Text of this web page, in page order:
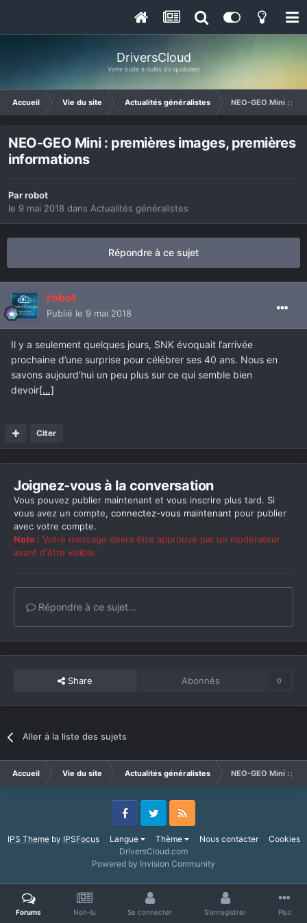
DriversCloud
Votre boite à outils du quotidien
Accueil Vie du site Actualités généralistes NEO-GEO Mini :
NEO-GEO Mini : premières images, premières
informations
Parrobot
le 9 mai 2018 dans Actualités généralistes
Répondre à ce sujet
robot
Publié le 9 mai 2018
Il y a seulement quelques jours, SNK évoquait l’arrivée
prochaine d’une surprise pour célébrer ses 40 ans. Nous en
savons aujourd’hui un peu plus sur ce qui semble bien
devoir[…]
Citer
Joignez-vous à la conversation
Vous pouvez publier maintenant et vous inscrire plus tard. Si
vous avez un compte, connectez-vous maintenant pour publier
avec votre compte.
Note : Votre message devra être approuvé par un modérateur
avant d'être visible.
Répondre à ce sujet...
Share Abonnés 0
Aller à la liste des sujets
Accueil Vie du site Actualités généralistes NEO-GEO Mini :
IPS Themeby IPSFocus Langue Thème Nous contacter Cookies
FacebookTwitter RSS
DriversCloud.com
Powered by Invision Community
Forums Non-lu Se connecter S'enregistrer Plus